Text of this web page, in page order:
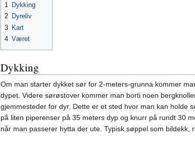
1
Dykking
2 Dyreliv
3 Kart
4 Været
Dykking
Om man starter dykket sør for 2-meters-grunna kommer
dypet. Videre sørøstover kommer man borti noen
gjemmesteder for dyr. Dette er et sted hvor man kan holde
på liten piperenser på 35 meters dyp og knurr på rundt 30
når man passerer hytta der ute. Typisk søppel som bildekk,